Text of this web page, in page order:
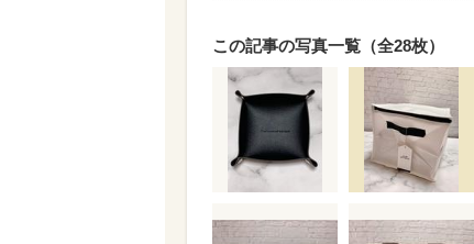
この記事の写真一覧（全28枚）